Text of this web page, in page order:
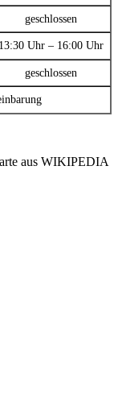
geschlossen
13:30 Uhr – 16:00 Uhr
geschlossen